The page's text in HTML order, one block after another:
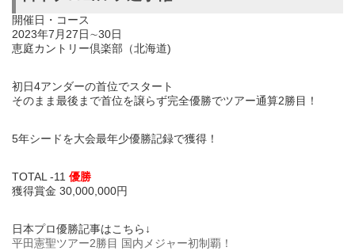
開催日・コース
2023年7月27日∼30日
恵庭カントリー倶楽部（北海道)
初日4アンダーの首位でスタート
そのまま最後まで首位を譲らず完全優勝でツアー通算2勝目！
5年シードを大会最年少優勝記録で獲得！
TOTAL -11 優勝
獲得賞金 30,000,000円
日本プロ優勝記事はこちら↓
平田憲聖ツアー2勝目 国内メジャー初制覇！